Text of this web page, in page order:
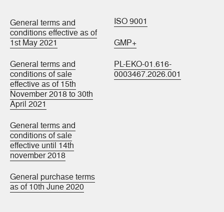
General terms and
conditions effective as of
1st May 2021
General terms and
conditions of sale
effective as of 15th
November 2018 to 30th
April 2021
General terms and
conditions of sale
effective until 14th
november 2018
General purchase terms
as of 10th June 2020
ISO 9001
GMP+
PL-EKO-01.616-
0003467.2026.001